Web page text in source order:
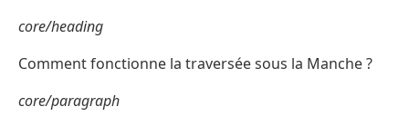
core/heading
Comment fonctionne la traversée sous la Manche ?
core/paragraph